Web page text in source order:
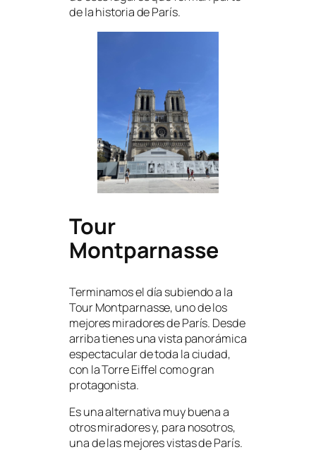
de la historia de París.
Tour
Montparnasse
Terminamos el día subiendo a la
Tour Montparnasse, uno de los
mejores miradores de París. Desde
arriba tienes una vista panorámica
espectacular de toda la ciudad,
con la Torre Eiffel como gran
protagonista.
Es una alternativa muy buena a
otros miradores y, para nosotros,
una de las mejores vistas de París.